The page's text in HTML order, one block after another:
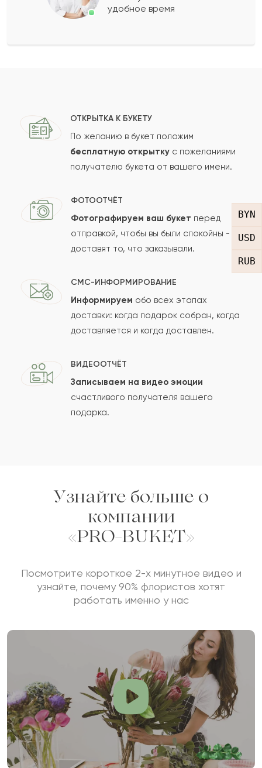
BYN
USD
RUB
Ваш e-mail
Отзыв
Сколько будет
Отзыв будет опубликован после проверки.
Проверяем на спам.
удобное время
ОТКРЫТКА К БУКЕТУ
По желанию в букет положим
бесплатную открытку с пожеланиями
получателю букета от вашего имени.
ФОТООТЧЁТ
Фотографируем ваш букет перед
отправкой, чтобы вы были спокойны -
доставят то, что заказывали.
СМС-ИНФОРМИРОВАНИЕ
Информируем обо всех этапах
доставки: когда подарок собран, когда
доставляется и когда доставлен.
ВИДЕООТЧЁТ
Записываем на видео эмоции
счастливого получателя вашего
подарка.
Узнайте больше о
компании
«PRO-BUKET»
Посмотрите короткое 2-х минутное видео и
узнайте, почему 90% флористов хотят
работать именно у нас